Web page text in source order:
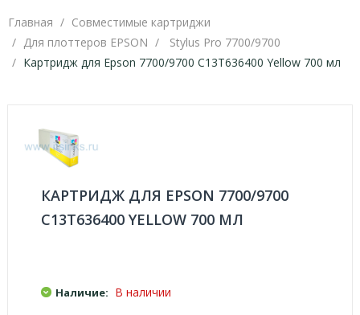
Главная
Совместимые картриджи
Для плоттеров EPSON
Stylus Pro 7700/9700
Картридж для Epson 7700/9700 C13T636400 Yellow 700 мл
КАРТРИДЖ ДЛЯ EPSON 7700/9700
C13T636400 YELLOW 700 МЛ
Наличие: В наличии